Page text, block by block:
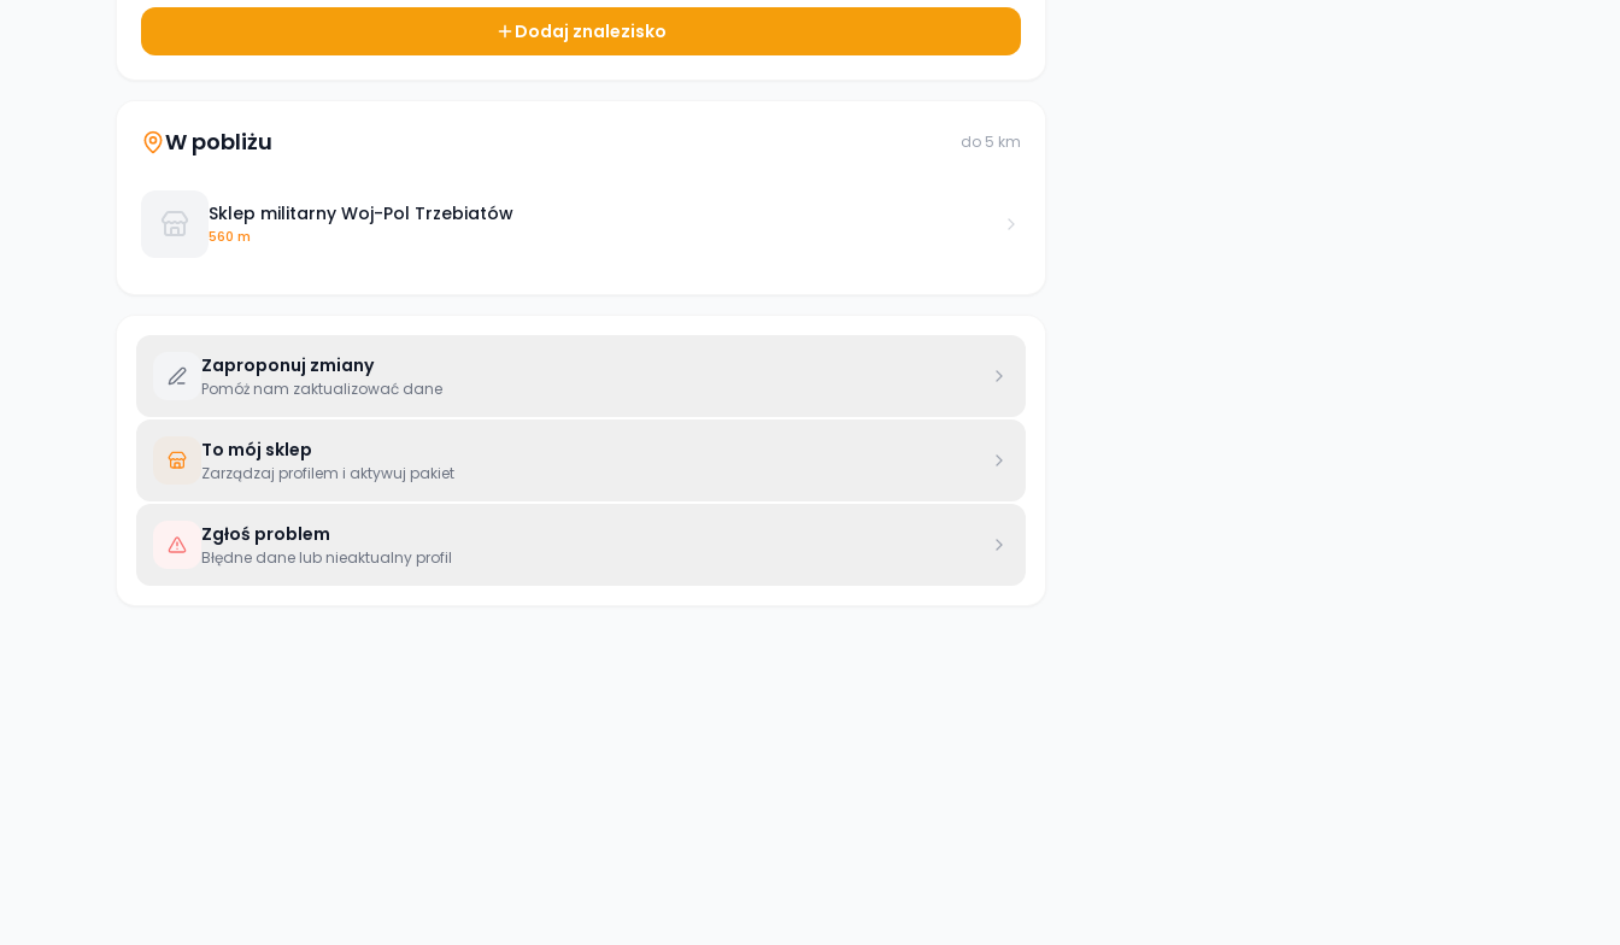
Dodaj znalezisko
W pobliżu do 5 km
Sklep militarny Woj-Pol Trzebiatów
560 m
Zaproponuj zmiany
Pomóż nam zaktualizować dane
To mój sklep
Zarządzaj profilem i aktywuj pakiet
Zgłoś problem
Błędne dane lub nieaktualny profil